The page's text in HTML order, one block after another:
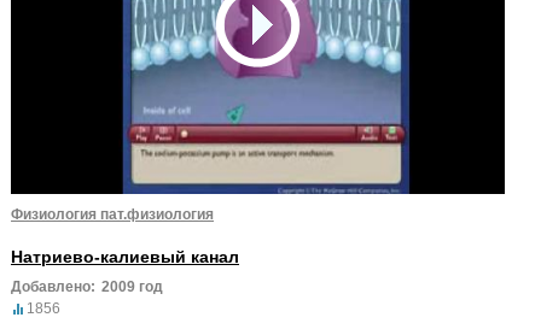
Физиология пат.физиология
Натриево-калиевый канал
Добавлено: 2009 год
1856